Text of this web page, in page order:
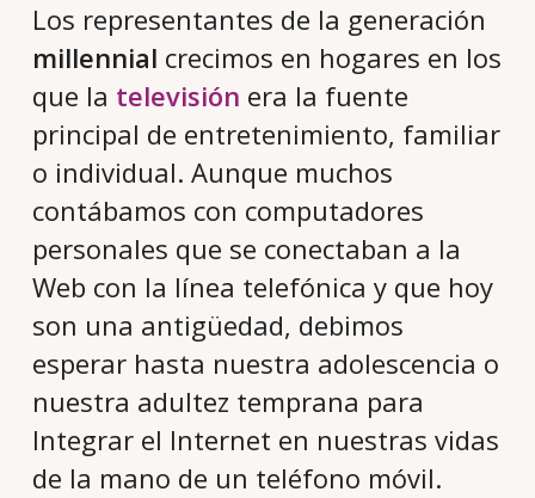
Los representantes de la generación
millennial crecimos en hogares en los
que la televisión era la fuente
principal de entretenimiento, familiar
o individual. Aunque muchos
contábamos con computadores
personales que se conectaban a la
Web con la línea telefónica y que hoy
son una antigüedad, debimos
esperar hasta nuestra adolescencia o
nuestra adultez temprana para
Integrar el Internet en nuestras vidas
de la mano de un teléfono móvil.